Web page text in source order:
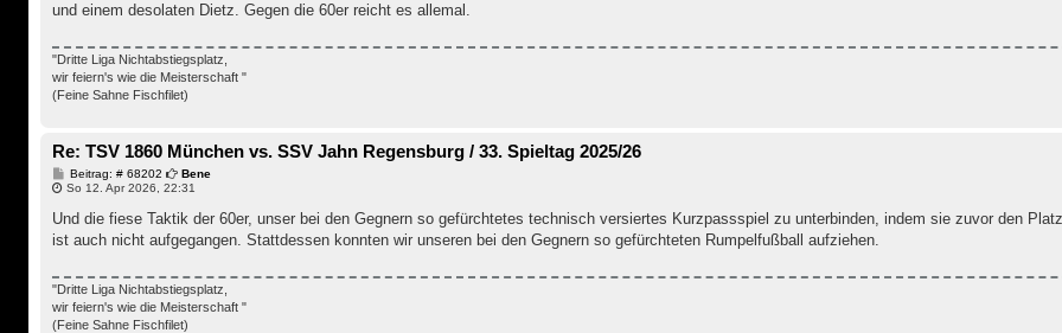
a
und einem desolaten Dietz. Gegen die 60er reicht es allemal.
"Dritte Liga Nichtabstiegsplatz,
wir feiern's wie die Meisterschaft "
(Feine Sahne Fischfilet)
Re: TSV 1860 München vs. SSV Jahn Regensburg / 33. Spieltag 2025/26
Beitrag: # 68202 B
e
t
a
Bene
So 12. Apr 2026, 22:31
Und die fiese Taktik der 60er, unser bei den Gegnern so gefürchtetes technisch versiertes Kurzpassspiel zu unterbinden, indem sie zuvor den
ist auch nicht aufgegangen. Stattdessen konnten wir unseren bei den Gegnern so gefürchteten Rumpelfußball aufziehen.
"Dritte Liga Nichtabstiegsplatz,
wir feiern's wie die Meisterschaft "
(Feine Sahne Fischfilet)